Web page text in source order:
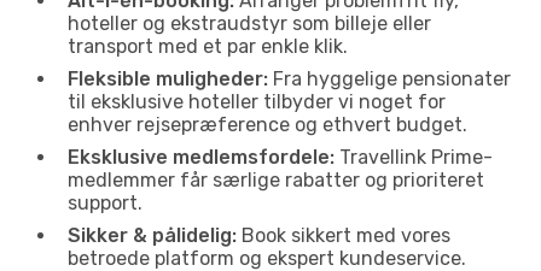
hoteller og ekstraudstyr som billeje eller
transport med et par enkle klik.
Fleksible muligheder: Fra hyggelige pensionater
til eksklusive hoteller tilbyder vi noget for
enhver rejsepræference og ethvert budget.
Eksklusive medlemsfordele: Travellink Prime-
medlemmer får særlige rabatter og prioriteret
support.
Sikker & pålidelig: Book sikkert med vores
betroede platform og ekspert kundeservice.